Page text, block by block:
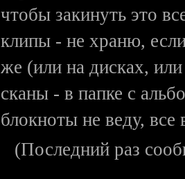
чтобы закинуть это
клипы - не храню,
же (или на дисках,
сканы - в папке с
блокноты не веду, все
(Последний раз